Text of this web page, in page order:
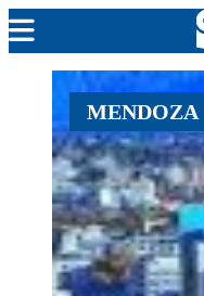
MENDOZA
CADA DÍA
ARGENTINA
NOTICIERO 9
PROTAGONISTAS
EL NUEVE STREAMS
PROGRAMACIÓN
MENDOZA